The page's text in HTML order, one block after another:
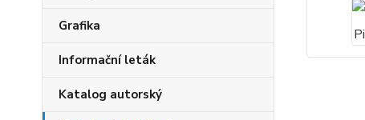
Grafika
Informační leták
Katalog autorský